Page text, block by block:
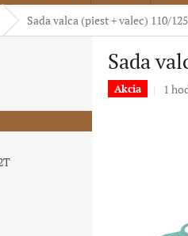
Sada valca (piest + valec) 110/
Sada
Akcia 1